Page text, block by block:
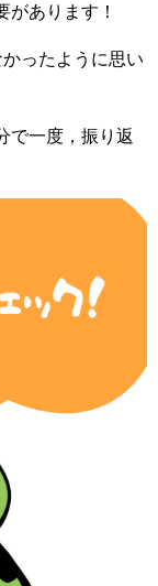
があります！
ったように思い
で一度，振り返